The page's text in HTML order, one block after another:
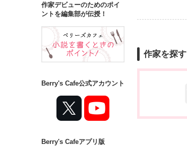
作家を探す
作家デビューのためのポイ
ントを編集部が伝授！
Berry's Cafe公式アカウント
Berry's Cafeアプリ版